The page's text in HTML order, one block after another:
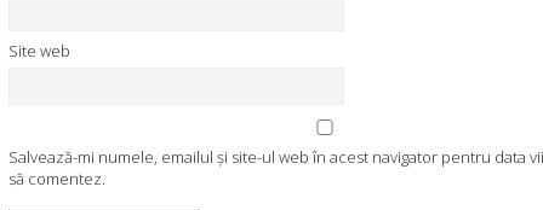
Site web
Salvează-mi numele, emailul și site-ul web în acest navigator pentru data
să comentez.